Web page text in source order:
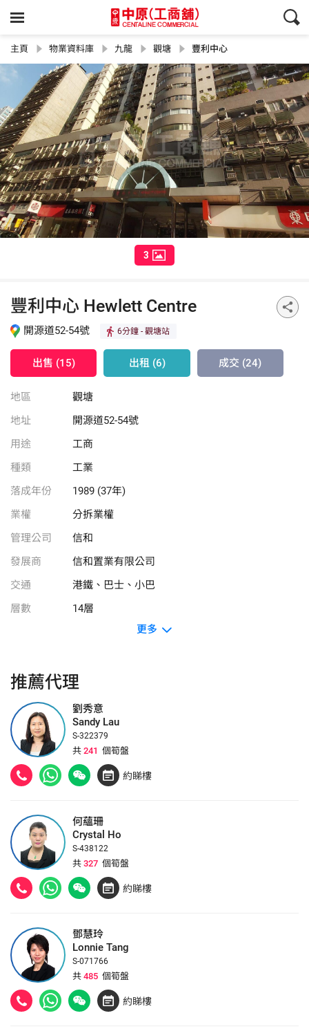
主頁 物業資料庫 九龍 觀塘 豐利中心
豐利中心 Hewlett Centre
開源道52-54號 6分鐘 - 觀塘站
出售 (15) 出租 (6) 成交 (24)
地區
觀塘
地址
開源道52-54號
用途
工商
種類
工業
落成年份
1989 (37年)
業權
分拆業權
管理公司
信和
發展商
信和置業有限公司
交通
港鐵、巴士、小巴
層數
14層
更多
3
推薦代理
劉秀意
Sandy Lau
S-322379
共 241 個筍盤
約睇樓
何蘊珊
Crystal Ho
S-438122
共 327 個筍盤
約睇樓
鄧慧玲
Lonnie Tang
S-071766
共 485 個筍盤
約睇樓